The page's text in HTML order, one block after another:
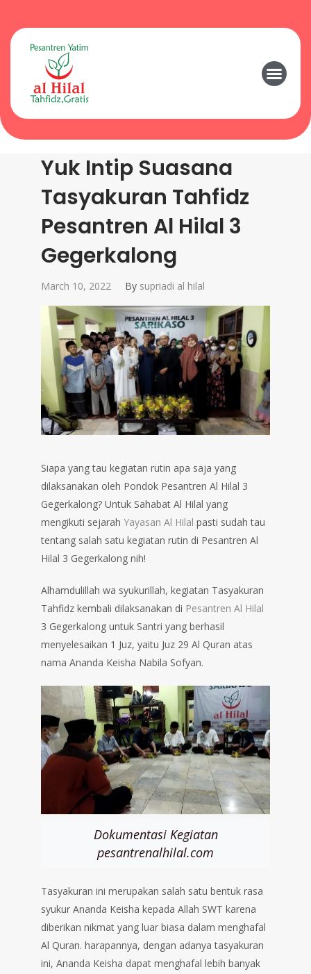
Yuk Intip Suasana
Tasyakuran Tahfidz
Pesantren Al Hilal 3
Gegerkalong
March 10, 2022 By supriadi al hilal
Siapa yang tau kegiatan rutin apa saja yang
dilaksanakan oleh Pondok Pesantren Al Hilal 3
Gegerkalong? Untuk Sahabat Al Hilal yang
mengikuti sejarah Yayasan Al Hilal pasti sudah tau
tentang salah satu kegiatan rutin di Pesantren Al
Hilal 3 Gegerkalong nih!
Alhamdulillah wa syukurillah, kegiatan Tasyakuran
Tahfidz kembali dilaksanakan di Pesantren Al Hilal
3 Gegerkalong untuk Santri yang berhasil
menyelesaikan 1 Juz, yaitu Juz 29 Al Quran atas
nama Ananda Keisha Nabila Sofyan.
Dokumentasi Kegiatan
pesantrenalhilal.com
Tasyakuran ini merupakan salah satu bentuk rasa
syukur Ananda Keisha kepada Allah SWT karena
diberikan nikmat yang luar biasa dalam menghafal
Al Quran. harapannya, dengan adanya tasyakuran
ini, Ananda Keisha dapat menghafal lebih banyak